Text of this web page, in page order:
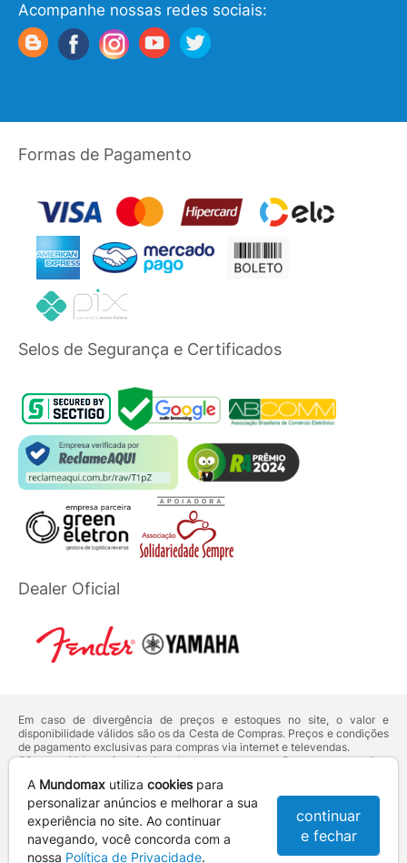
Acompanhe nossas redes sociais:
Formas de Pagamento
Selos de Segurança e Certificados
Dealer Oficial
Em caso de divergência de preços e estoques no site, o valor e
disponibilidade válidos são os da Cesta de Compras. Preços e condições
de pagamento exclusivas para compras via internet e televendas.
Ofertas válidas até o término de nossos estoques. Para compras acima
deVenda Corporativa.
Os preços apresentados no site prevalecem sobre outros anunciados em
qualquer outro meio de comunicação ou sites de buscas. Código de
Defesa do Consumidor:Lei nº 8.078.
Vendas sujeitas à confirmação de dados e análises de crédito e risco.
A Mundomax utiliza cookiespara
personalizar anúncios e melhorar a sua
experiência no site. Ao continuar
navegando, você concorda com a
nossa Política de Privacidade.
continuar
e fechar